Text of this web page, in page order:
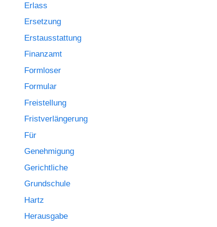
Erlass
Ersetzung
Erstausstattung
Finanzamt
Formloser
Formular
Freistellung
Fristverlängerung
Für
Genehmigung
Gerichtliche
Grundschule
Hartz
Herausgabe